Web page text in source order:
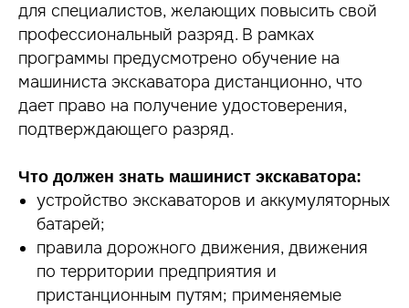
для специалистов, желающих повысить свой
профессиональный разряд. В рамках
программы предусмотрено обучение на
машиниста экскаватора дистанционно, что
дает право на получение удостоверения,
подтверждающего разряд.
Что должен знать машинист экскаватора:
устройство экскаваторов и аккумуляторных
батарей;
правила дорожного движения, движения
по территории предприятия и
пристанционным путям; применяемые